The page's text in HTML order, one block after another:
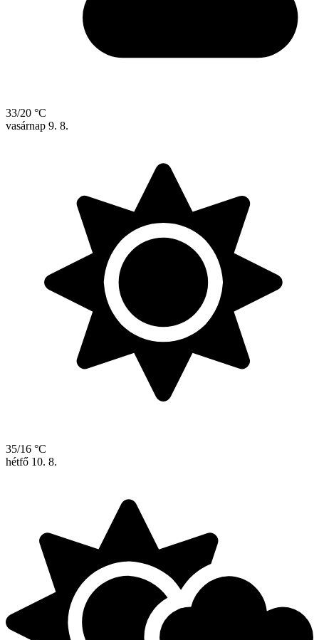
33/20 °C
vasárnap 9. 8.
35/16 °C
hétfő 10. 8.